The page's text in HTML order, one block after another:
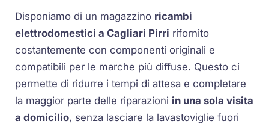
Disponiamo di un magazzino ricambi
elettrodomestici a Cagliari Pirri rifornito
costantemente con componenti originali e
compatibili per le marche più diffuse. Questo ci
permette di ridurre i tempi di attesa e completare
la maggior parte delle riparazioni in una sola visita
a domicilio, senza lasciare la lavastoviglie fuori